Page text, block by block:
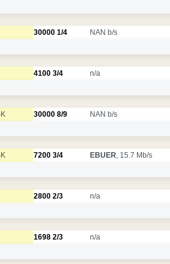
30000 1/4 NAN b/s
4100 3/4 n/a
30000 8/9 NAN b/s
7200 3/4 EBUER, 15.7 Mb/s
2800 2/3 n/a
1698 2/3 n/a